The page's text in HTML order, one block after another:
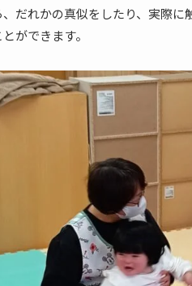
だれかの真似をしたり、実際
ができます。